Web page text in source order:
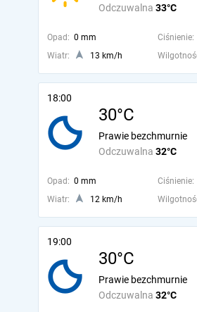
Odczuwalna 33°C
Opad: 0 mm Ciśnienie:
Wiatr:
13 km/h
18:00
30°C
Odczuwalna 32°C
Prawie bezchmurnie
Opad: 0 mm Ciśnienie:
Wiatr:
12 km/h
19:00
30°C
Odczuwalna 32°C
Prawie bezchmurnie